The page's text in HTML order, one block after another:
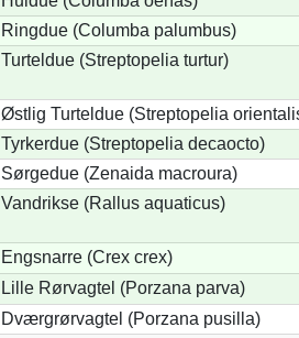
Ringdue (Columba palumbus)
Turteldue (Streptopelia turtur)
Østlig Turteldue (Streptopelia
Tyrkerdue (Streptopelia decaocto)
Sørgedue (Zenaida macroura)
Vandrikse (Rallus aquaticus)
Engsnarre (Crex crex)
Lille Rørvagtel (Porzana parva)
Dværgrørvagtel (Porzana pusilla)